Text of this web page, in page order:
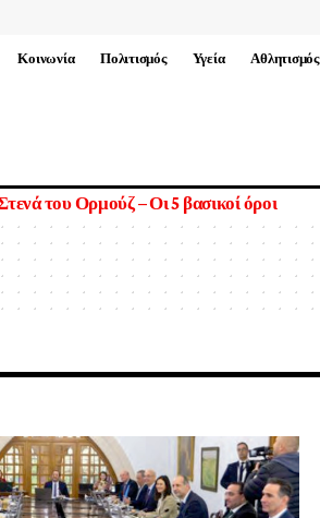
Κοινωνία Πολιτισμός Υγεία Αθλητισμός
5 βασικοί όροι